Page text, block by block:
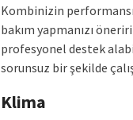
Kombinizin
bakım yapmanızı
profesyonel destek
sorunsuz bir şekilde
Klima